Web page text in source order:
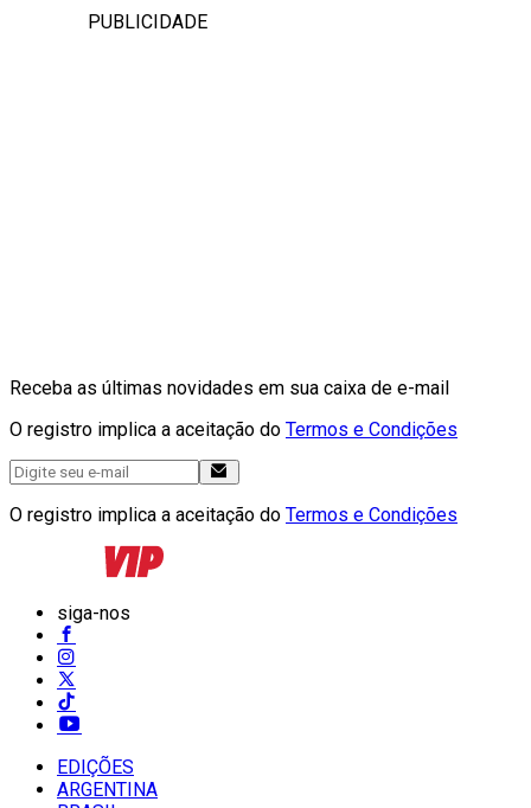
PUBLICIDADE
Receba as últimas novidades em sua caixa de e-mail
O registro implica a aceitação do Termos e Condições
O registro implica a aceitação do Termos e Condições
siga-nos
EDIÇÕES
ARGENTINA